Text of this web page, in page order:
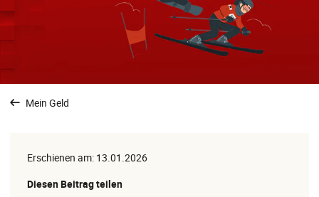
Mein Geld
Erschienen am: 13.01.2026
Diesen Beitrag teilen